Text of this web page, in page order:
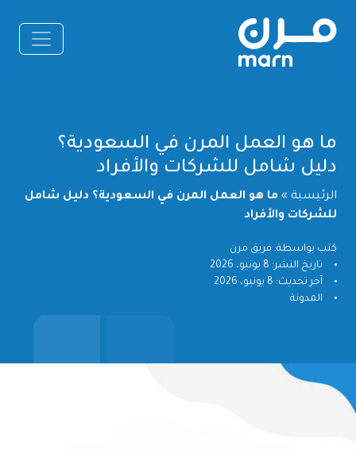
ما هو العمل المرن في السعودية؟
دليل شامل للشركات والأفراد
الرئيسية » ما هو العمل المرن في السعودية؟ دليل شامل
للشركات والأفراد
كتب بواسطة: فريق مرن
تاريخ النشر: 8 يونيو، 2026
آخر تحديث: 8 يونيو، 2026
المدونة